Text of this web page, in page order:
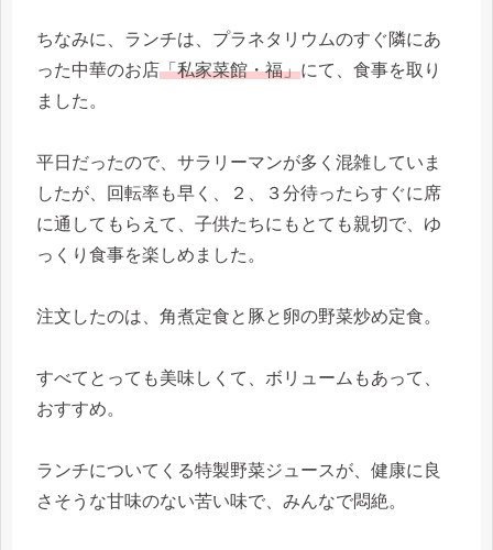
ちなみに、ランチは、プラネタリウムのすぐ隣にあ
った中華のお店「私家菜館・福」にて、食事を取り
ました。
平日だったので、サラリーマンが多く混雑していま
したが、回転率も早く、２、３分待ったらすぐに席
に通してもらえて、子供たちにもとても親切で、ゆ
っくり食事を楽しめました。
注文したのは、角煮定食と豚と卵の野菜炒め定食。
すべてとっても美味しくて、ボリュームもあって、
おすすめ。
ランチについてくる特製野菜ジュースが、健康に良
さそうな甘味のない苦い味で、みんなで悶絶。